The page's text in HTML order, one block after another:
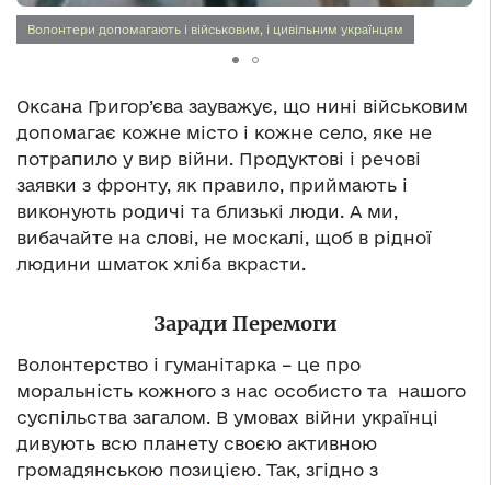
Волонтери допомагають і військовим, і цивільним українцям
Оксана Григор’єва зауважує, що нині військовим
допомагає кожне місто і кожне село, яке не
потрапило у вир війни. Продуктові і речові
заявки з фронту, як правило, приймають і
виконують родичі та близькі люди. А ми,
вибачайте на слові, не москалі, щоб в рідної
людини шматок хліба вкрасти.
Заради Перемоги
Волонтерство і гуманітарка – це про
моральність кожного з нас особисто та нашого
суспільства загалом. В умовах війни українці
дивують всю планету своєю активною
громадянською позицією. Так, згідно з